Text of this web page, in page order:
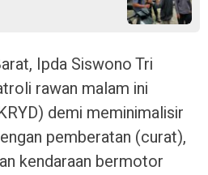
Ipda Siswono Tri
rawan malam ini
demi meminimalisir
pemberatan (curat),
kendaraan bermotor